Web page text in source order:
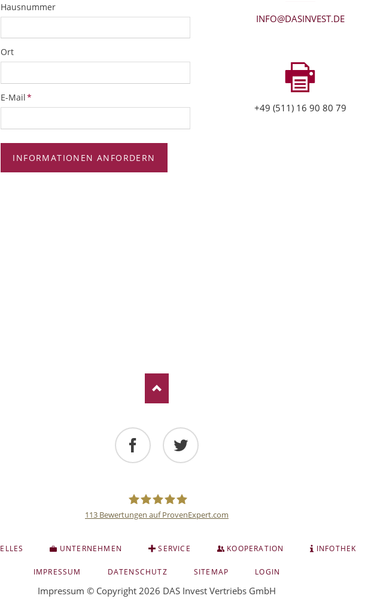
Hausnummer
Ort
Pflichtfeld
E-Mail*
INFORMATIONEN ANFORDERN
INFO@DASINVEST.DE
+49 (511) 16 90 80 79
und
113 Bewertungen auf ProvenExpert.com
UNTERNEHMEN SERVICE KOOPERATION INFOTHEK
ÜBERSPRINGEN
IMPRESSUM DATENSCHUTZ SITEMAP LOGIN
Impressum © Copyright 2026 DAS Invest Vertriebs GmbH